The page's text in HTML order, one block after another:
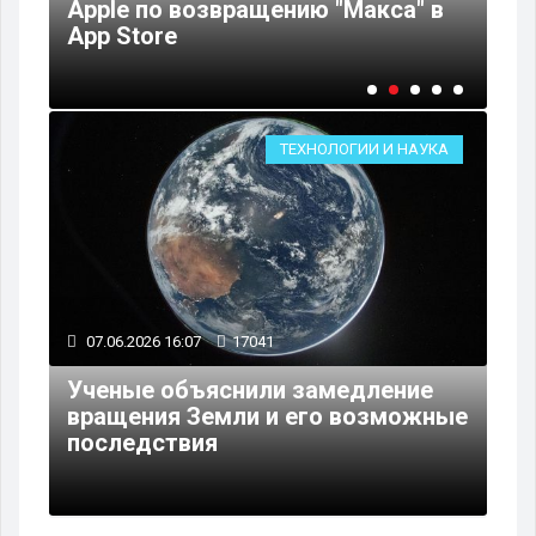
Apple по возвращению "Макса" в
App Store
ТЕХНОЛОГИИ И НАУКА
07.06.2026 16:07 17041
Ученые объяснили замедление
вращения Земли и его возможные
последствия